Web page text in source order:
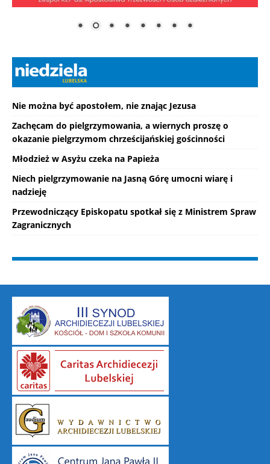
Nie można być apostołem, nie znając Jezusa
Zachęcam do pielgrzymowania, a wiernych proszę o
okazanie pielgrzymom chrześcijańskiej gościnności
Młodzież w Asyżu czeka na Papieża
Niech pielgrzymowanie na Jasną Górę umocni wiarę i
nadzieję
Przewodniczący Episkopatu spotkał się z Ministrem Spraw
Zagranicznych